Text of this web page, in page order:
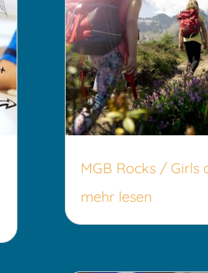
MGB Rocks / Girls
mehr lesen